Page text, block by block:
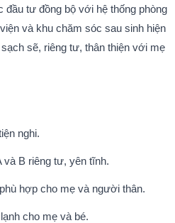
tư đồng bộ với hệ thống phòng
và khu chăm sóc sau sinh hiện
sẽ, riêng tư, thân thiện với mẹ
nghi.
và B riêng tư, yên tĩnh.
hợp cho mẹ và người thân.
cho mẹ và bé.